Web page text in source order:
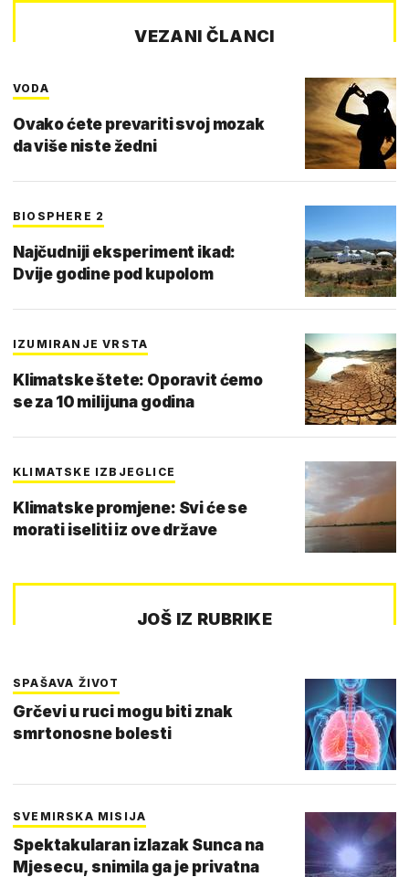
VEZANI ČLANCI
VODA
Ovako ćete prevariti svoj mozak
da više niste žedni
BIOSPHERE 2
Najčudniji eksperiment ikad:
Dvije godine pod kupolom
IZUMIRANJE VRSTA
Klimatske štete: Oporavit ćemo
se za 10 milijuna godina
KLIMATSKE IZBJEGLICE
Klimatske promjene: Svi će se
morati iseliti iz ove države
JOŠ IZ RUBRIKE
SPAŠAVA ŽIVOT
Grčevi u ruci mogu biti znak
smrtonosne bolesti
SVEMIRSKA MISIJA
Spektakularan izlazak Sunca na
Mjesecu, snimila ga je privatna